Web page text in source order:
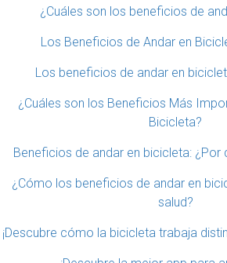
¿Cuáles son los beneficios de
Los Beneficios de Andar en
Los beneficios de andar en
¿Cuáles son los Beneficios Más
Bicicleta?
Beneficios de andar en bicicleta: ¿Por
¿Cómo los beneficios de andar en
salud?
¡Descubre cómo la bicicleta trabaja